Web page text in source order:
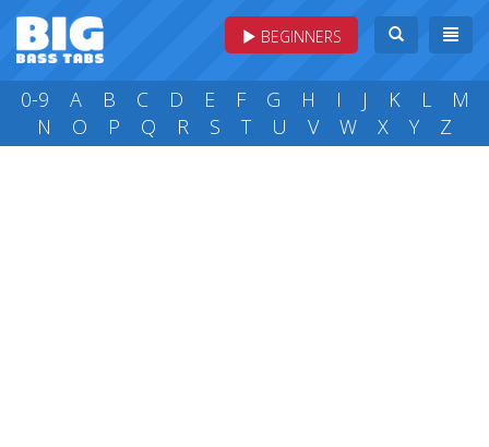
BEGINNERS
0-9 A B C D E F G H I J K L
M
N
O P Q R S T U V W X Y Z